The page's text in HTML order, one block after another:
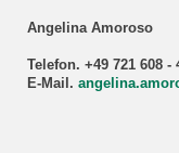
Angelina Amoroso
Telefon. +49 721 608 -
E-Mail.